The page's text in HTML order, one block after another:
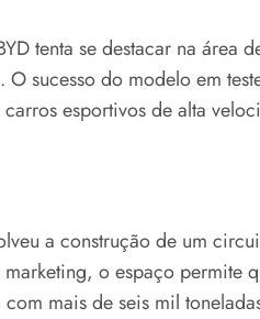
tenta se destacar na área
sucesso do modelo em
esportivos de alta
a construção de um
o espaço permite
mais de seis mil